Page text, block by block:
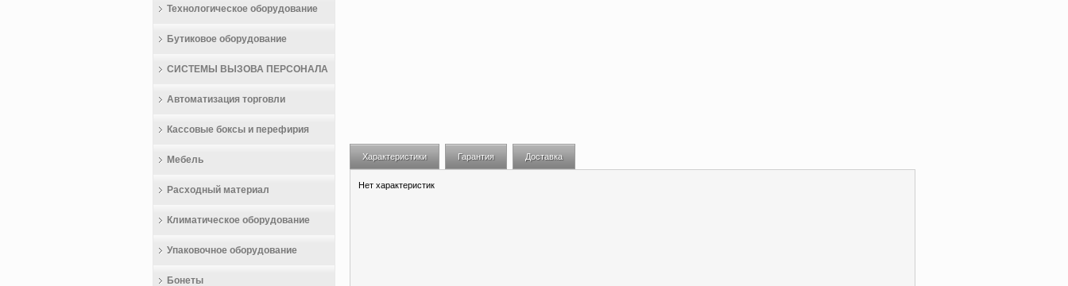
Характеристики Гарантия Доставка
Нет характеристик
Технологическое оборудование
Бутиковое оборудование
СИСТЕМЫ ВЫЗОВА ПЕРСОНАЛА
Автоматизация торговли
Кассовые боксы и перефирия
Мебель
Расходный материал
Климатическое оборудование
Упаковочное оборудование
Бонеты